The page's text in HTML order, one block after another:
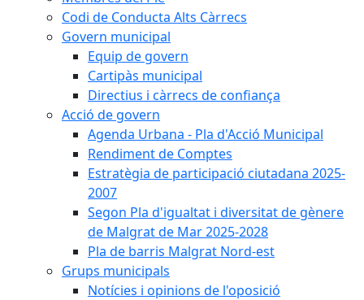
Codi de Conducta Alts Càrrecs
Govern municipal
Equip de govern
Cartipàs municipal
Directius i càrrecs de confiança
Acció de govern
Agenda Urbana - Pla d'Acció Municipal
Rendiment de Comptes
Estratègia de participació ciutadana 2025-
2007
Segon Pla d'igualtat i diversitat de gènere
de Malgrat de Mar 2025-2028
Pla de barris Malgrat Nord-est
Grups municipals
Notícies i opinions de l'oposició